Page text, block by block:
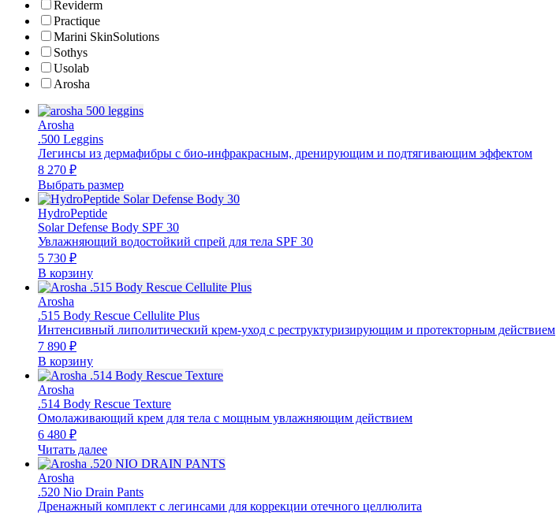
Reviderm
Practique
Marini SkinSolutions
Sothys
Usolab
Arosha
Arosha
.500 Leggins
Легинсы из дермафибры с био-инфракрасным, дренирующим и подтягивающим эффектом
8 270 ₽
Выбрать размер
HydroPeptide
Solar Defense Body SPF 30
Увлажняющий водостойкий спрей для тела SPF 30
5 730 ₽
В корзину
Arosha
.515 Body Rescue Cellulite Plus
Интенсивный липолитический крем-уход с реструктуризирующим и протекторным действием
7 890 ₽
В корзину
Arosha
.514 Body Rescue Texture
Омолаживающий крем для тела с мощным увлажняющим действием
6 480 ₽
Читать далее
Arosha
.520 Nio Drain Pants
Дренажный комплект с легинсами для коррекции отечного целлюлита